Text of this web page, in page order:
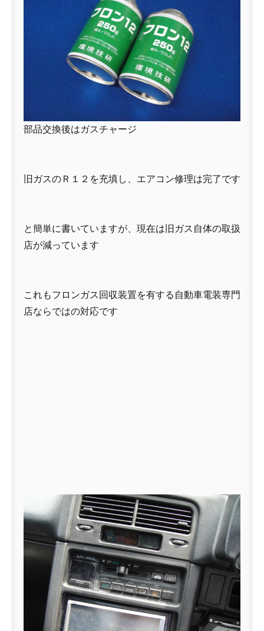
部品交換後はガスチャージ
旧ガスのＲ１２を充填し、エアコン修理は完了です
と簡単に書いていますが、現在は旧ガス自体の取扱
店が減っています
これもフロンガス回収装置を有する自動車電装専門
店ならではの対応です